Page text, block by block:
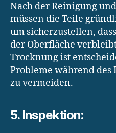
Nach der Reinigung
müssen die Teile
um sicherzustellen,
der Oberfläche
Trocknung ist
Probleme während des
zu vermeiden.
5. Inspektion: